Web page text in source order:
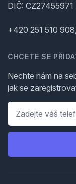
DIČ: CZ27455971
+420 251 510
CHCETE SE
Nechte nám na
jak se
Telefon